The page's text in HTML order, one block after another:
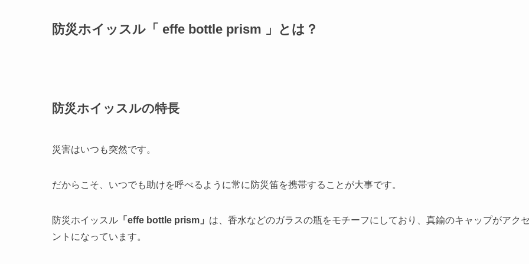
防災ホイッスル「 effe bottle prism 」とは？
防災ホイッスルの特長
災害はいつも突然です。
だからこそ、いつでも助けを呼べるように常に防災笛を携帯することが大事です。
防災ホイッスル 「effe bottle prism」 は、香水などのガラスの瓶をモチーフにしており、真鍮のキャップがアク
ントになっています。